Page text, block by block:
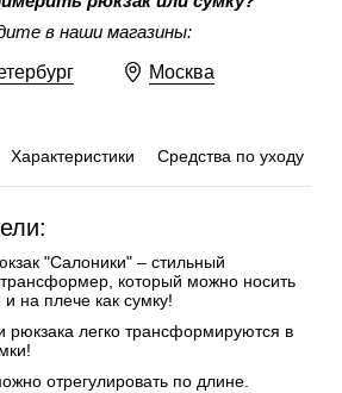
в наши магазины:
Москва
Характеристики Средства по уходу
"Салоники" – стильный
который можно носить
на плече как сумку!
рюкзака легко трансформируются в
отрегулировать по длине.